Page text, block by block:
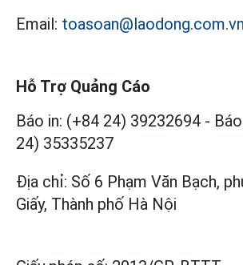
Email: toasoan@laodong.com.vn
Hỗ Trợ Quảng Cáo
Báo in: (+84 24) 39232694 -
24) 35335237
Địa chỉ: Số 6 Phạm Văn Bạch,
Giấy, Thành phố Hà Nội